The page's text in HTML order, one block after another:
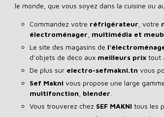
le monde, que vous soyez dans la cuisine ou
Commandez votre réfrigérateur , votre
électroménager multimédia et
Le site des magasins de
d’objets de déco aux meilleurs prix tout
De plus sur electro-sefmakni.tn vous
Sef Makni vous propose une large
multifonction blender
Vous trouverez chez SEF MAKNI tous les